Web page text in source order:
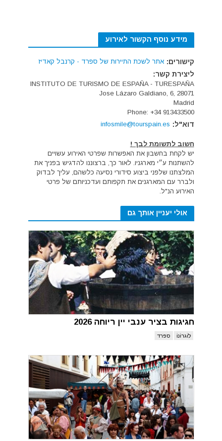
מידע נוסף הקשור לאירוע
קישורים: אתר לשכת התיירות של ספרד - קרנבל קאדיז
ליצירת קשר:
INSTITUTO DE TURISMO DE ESPAÑA - TURESPAÑA
Jose Lázaro Galdiano, 6, 28071
Madrid
Phone: +34 913433500
דוא"ל: infosmile@tourspain.es
חשוב לתשומת לבך !
יש לקחת בחשבון את האפשרות שפרטי האירוע עשויים
להשתנות ע״י מארגניו. לאור כך, ברצוננו להדגיש בפניך את
המלצתנו שלפני ביצוע סידורי נסיעה כלשהם, עליך לבדוק
ולברר עם המארגנים את תקפותם ועדכניותם של פרטי
האירוע הנ"ל.
אולי יעניין אותך גם
חגיגות בציר ענבי יין ריוחה 2026
לוֹגרוֹנוֹ ספרד